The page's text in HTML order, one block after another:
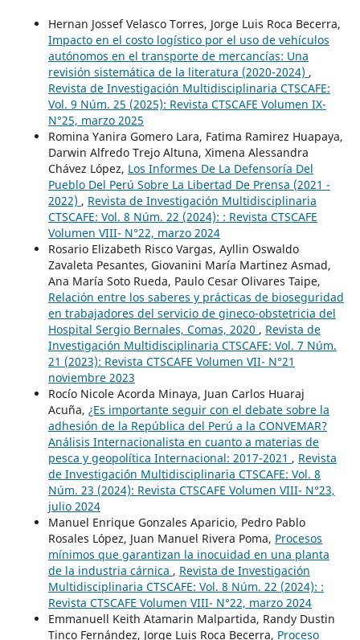
Hernan Jossef Velasco Torres, Jorge Luis Roca Becerra,
Impacto en el costo logístico por el uso de vehículos
autónomos en el transporte de mercancías: Una
revisión sistemática de la literatura (2020-2024) ,
Revista de Investigación Multidisciplinaria CTSCAFE:
Vol. 9 Núm. 25 (2025): Revista CTSCAFE Volumen IX-
N°25, marzo 2025
Romina Yanira Gomero Lara, Fatima Ramirez Huapaya,
Darwin Alfredo Trejo Altuna, Ximena Alessandra
Chávez López, Los Informes De La Defensoría Del
Pueblo Del Perú Sobre La Libertad De Prensa (2021 -
2022) , Revista de Investigación Multidisciplinaria
CTSCAFE: Vol. 8 Núm. 22 (2024): : Revista CTSCAFE
Volumen VIII- N°22, marzo 2024
Rosario Elizabeth Risco Vargas, Ayllin Oswaldo
Zavaleta Pesantes, Giovanini María Martinez Asmad,
Ana María Soto Rueda, Paulo Cesar Olivares Taipe,
Relación entre los saberes y prácticas de bioseguridad
en trabajadores del servicio de gineco-obstetricia del
Hospital Sergio Bernales, Comas, 2020 , Revista de
Investigación Multidisciplinaria CTSCAFE: Vol. 7 Núm.
21 (2023): Revista CTSCAFE Volumen VII- N°21
noviembre 2023
Rocío Nicole Acorda Minaya, Juan Carlos Huaraj
Acuña, ¿Es importante seguir con el debate sobre la
adhesión de la República del Perú a la CONVEMAR?
Análisis Internacionalista en cuanto a materias de
pesca y geopolítica Internacional: 2017-2021 , Revista
de Investigación Multidisciplinaria CTSCAFE: Vol. 8
Núm. 23 (2024): Revista CTSCAFE Volumen VIII- N°23,
julio 2024
Manuel Enrique Gonzales Aparicio, Pedro Pablo
Rosales López, Juan Manuel Rivera Poma, Procesos
mínimos que garantizan la inocuidad en una planta
de la industria cárnica , Revista de Investigación
Multidisciplinaria CTSCAFE: Vol. 8 Núm. 22 (2024): :
Revista CTSCAFE Volumen VIII- N°22, marzo 2024
Emmanuell Keith Atamarin Malpartida, Randy Dustin
Tinco Fernández, Jorge Luis Roca Becerra, Proceso